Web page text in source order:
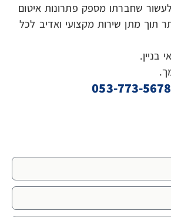
שחברתו מספק פתרונות איטום
תוך מתן שירות מקצועי ואדיב לכל
בניין.
053-773-5678